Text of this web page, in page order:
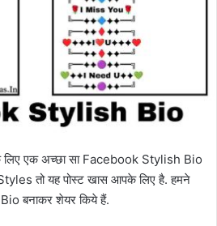
एक अच्छा सा Facebook Stylish Bio
तो यह पोस्ट खास आपके लिए है. हमने
बनाकर शेयर किये हैं.